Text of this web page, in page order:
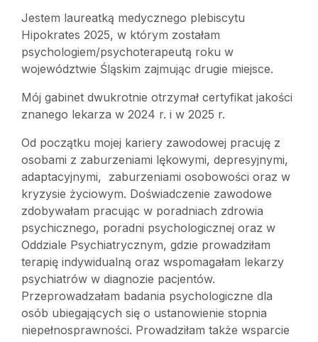
Jestem laureatką medycznego plebiscytu
Hipokrates 2025, w którym zostałam
psychologiem/psychoterapeutą roku w
województwie Śląskim zajmując drugie miejsce.
Mój gabinet dwukrotnie otrzymał certyfikat jakości
znanego lekarza w 2024 r. i w 2025 r.
Od początku mojej kariery zawodowej pracuję z
osobami z zaburzeniami lękowymi, depresyjnymi,
adaptacyjnymi, zaburzeniami osobowości oraz w
kryzysie życiowym. Doświadczenie zawodowe
zdobywałam pracując w poradniach zdrowia
psychicznego, poradni psychologicznej oraz w
Oddziale Psychiatrycznym, gdzie prowadziłam
terapię indywidualną oraz wspomagałam lekarzy
psychiatrów w diagnozie pacjentów.
Przeprowadzałam badania psychologiczne dla
osób ubiegających się o ustanowienie stopnia
niepełnosprawności. Prowadziłam także wsparcie